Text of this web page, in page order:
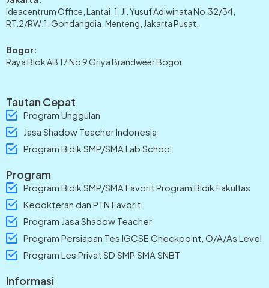
Ideacentrum Office, Lantai. 1, Jl. Yusuf Adiwinata No.32/34,
RT.2/RW.1, Gondangdia, Menteng, Jakarta Pusat.
Bogor:
Raya Blok AB 17 No 9 Griya Brandweer Bogor
Tautan Cepat
Program Unggulan
Jasa Shadow Teacher Indonesia
Program Bidik SMP/SMA Lab School
Program
Program Bidik SMP/SMA Favorit Program Bidik Fakultas
Kedokteran dan PTN Favorit
Program Jasa Shadow Teacher
Program Persiapan Tes IGCSE Checkpoint, O/A/As Level
Program Les Privat SD SMP SMA SNBT
Informasi